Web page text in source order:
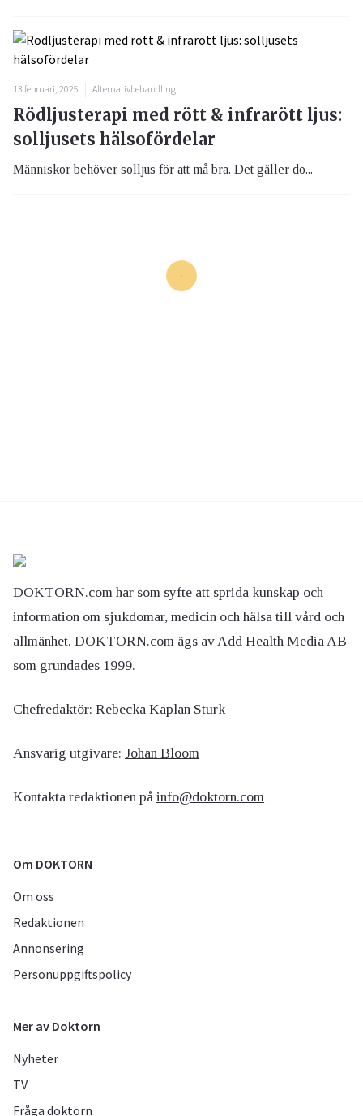
13 februari, 2025 Alternativbehandling
Rödljusterapi med rött & infrarött ljus:
solljusets hälsofördelar
Människor behöver solljus för att må bra. Det gäller do...
DOKTORN.com har som syfte att sprida kunskap och
information om sjukdomar, medicin och hälsa till vård och
allmänhet. DOKTORN.com ägs av Add Health Media AB
som grundades 1999.
Chefredaktör: Rebecka Kaplan Sturk
Ansvarig utgivare: Johan Bloom
Kontakta redaktionen på info@doktorn.com
Om DOKTORN
Om oss
Redaktionen
Annonsering
Personuppgiftspolicy
Mer av Doktorn
Nyheter
TV
Fråga doktorn